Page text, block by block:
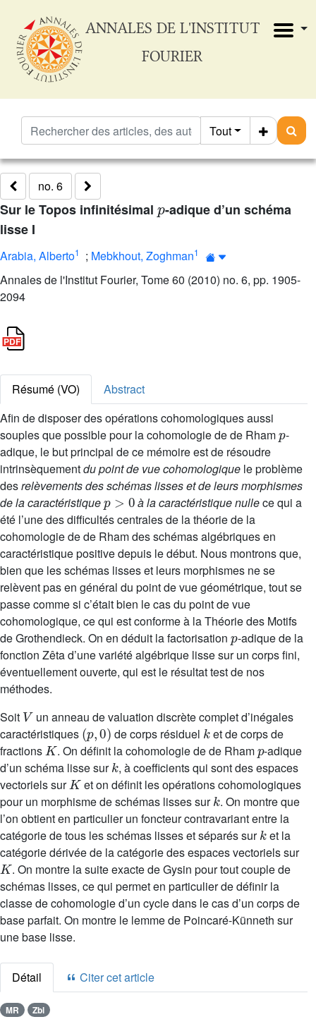
ANNALES DE L'INSTITUT
FOURIER
Tout
no. 6
Sur le Topos infinitésimal
-adique d’un schéma
lisse I
Arabia, Alberto1 ; Mebkhout, Zoghman1
Annales de l'Institut Fourier, Tome 60 (2010) no. 6, pp. 1905-
2094
Résumé (VO)
Abstract
Afin de disposer des opérations cohomologiques aussi
souples que possible pour la cohomologie de de Rham -
adique, le but principal de ce mémoire est de résoudre
intrinsèquementdu point de vue cohomologique le problème
desrelèvements des schémas lisses et de leurs morphismes
de la caractéristique
p>0
à la caractéristique nullece qui a
été l’une des difficultés centrales de la théorie de la
cohomologie de de Rham des schémas algébriques en
caractéristique positive depuis le début. Nous montrons que,
bien que les schémas lisses et leurs morphismes ne se
relèvent pas en général du point de vue géométrique, tout se
passe comme si c’était bien le cas du point de vue
cohomologique, ce qui est conforme à la Théorie des Motifs
de Grothendieck. On en déduit la factorisation
p
-adique de la
fonction Zêta d’une variété algébrique lisse sur un corps fini,
éventuellement ouverte, qui est le résultat test de nos
méthodes.
Soit
un anneau de valuation discrète complet d’inégales
caractéristiques
(p,0)
de corps résiduel
k
et de corps de
fractions
K
. On définit la cohomologie de de Rham
p
-adique
d’un schéma lisse sur
k
, à coefficients qui sont des espaces
vectoriels sur
K
et on définit les opérations cohomologiques
pour un morphisme de schémas lisses sur
k
. On montre que
l’on obtient en particulier un foncteur contravariant entre la
catégorie de tous les schémas lisses et séparés sur
k
et la
catégorie dérivée de la catégorie des espaces vectoriels sur
K
. On montre la suite exacte de Gysin pour tout couple de
schémas lisses, ce qui permet en particulier de définir la
classe de cohomologie d’un cycle dans le cas d’un corps de
base parfait. On montre le lemme de Poincaré-Künneth sur
une base lisse.
Détail Citer cet article
MR Zbl